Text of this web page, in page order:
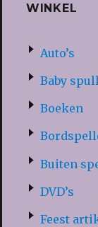
WINKEL
Auto’s
Baby
Boeken
Buiten
DVD’s
Feest